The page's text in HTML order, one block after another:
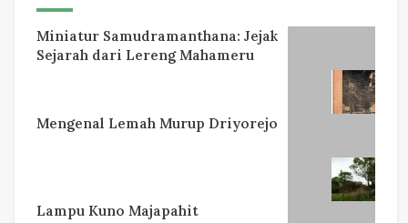
Miniatur Samudramanthana: Jejak
Sejarah dari Lereng Mahameru
Mengenal Lemah Murup Driyorejo
Lampu Kuno Majapahit